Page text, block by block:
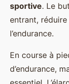
sportive. Le
entrant, réduire
l’endurance.
En course à
d’endurance,